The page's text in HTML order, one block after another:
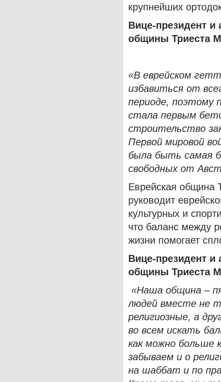
крупнейших
Вице-президент и
общины Триеста
«В еврейском
избавиться от
периоде, поэтому
стала первым
строительство
Первой мировой
была быть самая
свободных от
Еврейская община
руководит
культурных и
что баланс между
жизни помогает
Вице-президент и
общины Триеста
«Наша община –
людей вместе не
религиозные, а
во всем искать
как можно больше
забываем и о
на шаббат и по